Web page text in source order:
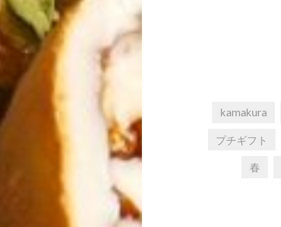
kamakura
プチギフト
春